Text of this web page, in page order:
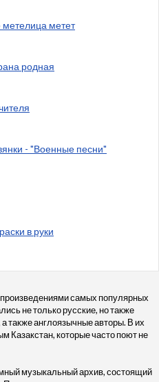
метет
родная
- "Военные песни"
в руки
самых популярных
не только русские, но также
также англоязычные авторы. В их
Казакстан, которые часто поют не
музыкальный архив, состоящий